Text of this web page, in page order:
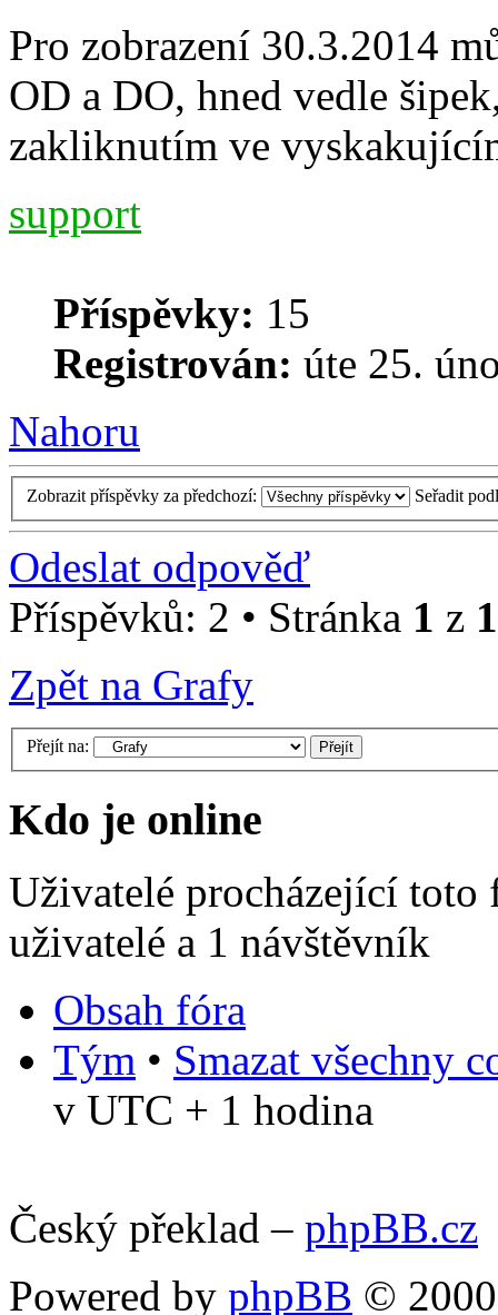
Pro zobrazení 30.3.2014
OD a DO, hned vedle
zakliknutím ve
support
Příspěvky: 15
Registrován: úte 25.
Nahoru
Zobrazit příspěvky za předchozí: Seřadit
Odeslat odpověď
Příspěvků: 2 • Stránka 1 z 1
Zpět na Grafy
Přejít na:
Kdo je online
Uživatelé procházející
uživatelé a 1 návštěvník
Obsah fóra
Tým • Smazat všechny
v UTC + 1 hodina
Český překlad – phpBB.cz
Powered by phpBB ©